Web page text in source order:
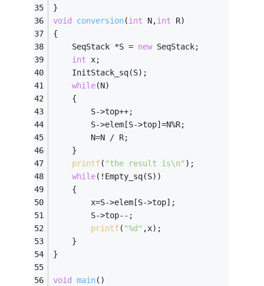
}
void
conversion(int N,int R)
{
	SeqStack *S =
new SeqStack;
int x;
	InitStack_sq(S);
while(N)
	{
		S->top++;
		S->elem[S->top]=N%R;
		N=N / R;
	}
printf( "the result is\n" );
while(!Empty_sq(S))
	{
		x=S->elem[S->top];
		S->top--;
printf( "%d" ,x);
	}
}
void main()